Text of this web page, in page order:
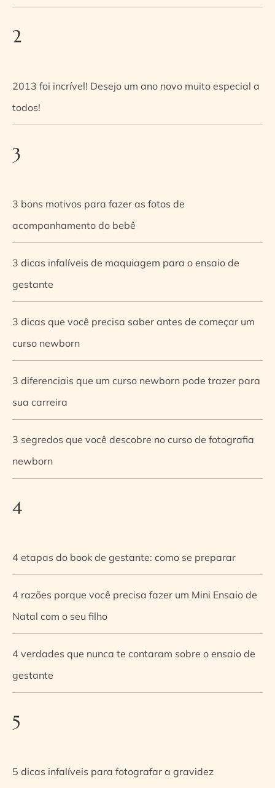
2
2013 foi incrível! Desejo um ano novo muito especial a
todos!
3
3 bons motivos para fazer as fotos de
acompanhamento do bebê
3 dicas infalíveis de maquiagem para o ensaio de
gestante
3 dicas que você precisa saber antes de começar um
curso newborn
3 diferenciais que um curso newborn pode trazer para
sua carreira
3 segredos que você descobre no curso de fotografia
newborn
4
4 etapas do book de gestante: como se preparar
4 razões porque você precisa fazer um Mini Ensaio de
Natal com o seu filho
4 verdades que nunca te contaram sobre o ensaio de
gestante
5
5 dicas infalíveis para fotografar a gravidez